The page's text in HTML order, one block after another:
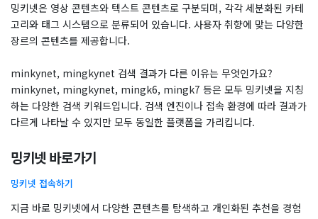
밍키넷은 영상 콘텐츠와 텍스트 콘텐츠로 구분되며, 각각 세분화된 카테
고리와 태그 시스템으로 분류되어 있습니다. 사용자 취향에 맞는 다양한
장르의 콘텐츠를 제공합니다.
minkynet, mingkynet 검색 결과가 다른 이유는 무엇인가요?
minkynet, mingkynet, mingk6, mingk7 등은 모두 밍키넷을 지칭
하는 다양한 검색 키워드입니다. 검색 엔진이나 접속 환경에 따라 결과가
다르게 나타날 수 있지만 모두 동일한 플랫폼을 가리킵니다.
밍키넷 바로가기
밍키넷 접속하기
지금 바로 밍키넷에서 다양한 콘텐츠를 탐색하고 개인화된 추천을 경험